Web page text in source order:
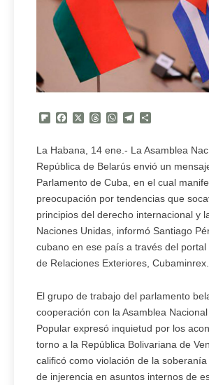
Flipboard
Facebook
X Threads
WhatsApp
Telegram
La Habana, 14 ene.- La Asamblea
República de Belarús envió un
Parlamento de Cuba, en el cual
preocupación por tendencias que
principios del derecho internacional y
Naciones Unidas, informó Santiago
cubano en ese país a través del portal
de Relaciones Exteriores, Cubaminrex.
El grupo de trabajo del parlamento
cooperación con la Asamblea
Popular expresó inquietud por los
torno a la República Bolivariana de
calificó como violación de la
de injerencia en asuntos internos de